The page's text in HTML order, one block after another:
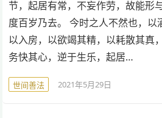
节，起居有常，不妄作劳，故能形
度百岁乃去。 今时之人不然也，以
以入房，以欲竭其精，以耗散其真
务快其心，逆于生乐，起居…
世间善法 2021年5月29日